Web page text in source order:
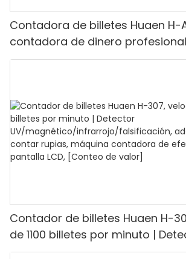
Contadora de billetes Huaen H-
contadora de dinero
detección UV/MG/IR/DD,
restaurantes.
Contador de billetes Huaen H-
de 1100 billetes por minuto |
UV/magnético/infrarrojo/